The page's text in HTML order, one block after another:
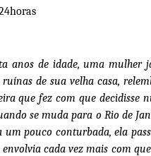
anos de idade, uma mulher
de sua velha casa,
que fez com que decidisse
se muda para o Rio de
um pouco conturbada, ela
envolvia cada vez mais com